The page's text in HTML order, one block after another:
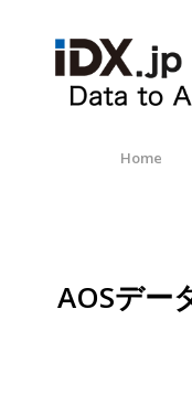
Home
AOSデー